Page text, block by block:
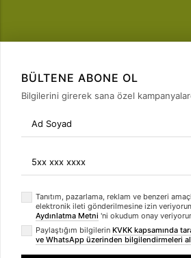
FIRSATLARI YAKALA
Bülten Üyeliği
BÜLTENE ABONE OL
Bilgilerini girerek sana özel
Tanıtım, pazarlama, reklam ve benzeri
elektronik ileti gönderilmesine izin
Aydınlatma Metni 'ni okudum onay
Paylaştığım bilgilerin KVKK kapsamında
ve WhatsApp üzerinden bilgilendirmeleri